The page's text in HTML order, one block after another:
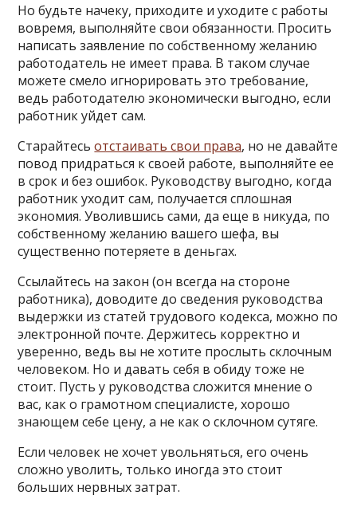
Но будьте начеку, приходите и уходите с работы
вовремя, выполняйте свои обязанности. Просить
написать заявление по собственному желанию
работодатель не имеет права. В таком случае
можете смело игнорировать это требование,
ведь работодателю экономически выгодно, если
работник уйдет сам.
Старайтесьотстаивать свои права, но не давайте
повод придраться к своей работе, выполняйте ее
в срок и без ошибок. Руководству выгодно, когда
работник уходит сам, получается сплошная
экономия. Уволившись сами, да еще в никуда, по
собственному желанию вашего шефа, вы
существенно потеряете в деньгах.
Ссылайтесь на закон (он всегда на стороне
работника), доводите до сведения руководства
выдержки из статей трудового кодекса, можно по
электронной почте. Держитесь корректно и
уверенно, ведь вы не хотите прослыть склочным
человеком. Но и давать себя в обиду тоже не
стоит. Пусть у руководства сложится мнение о
вас, как о грамотном специалисте, хорошо
знающем себе цену, а не как о склочном сутяге.
Если человек не хочет увольняться, его очень
сложно уволить, только иногда это стоит
больших нервных затрат.